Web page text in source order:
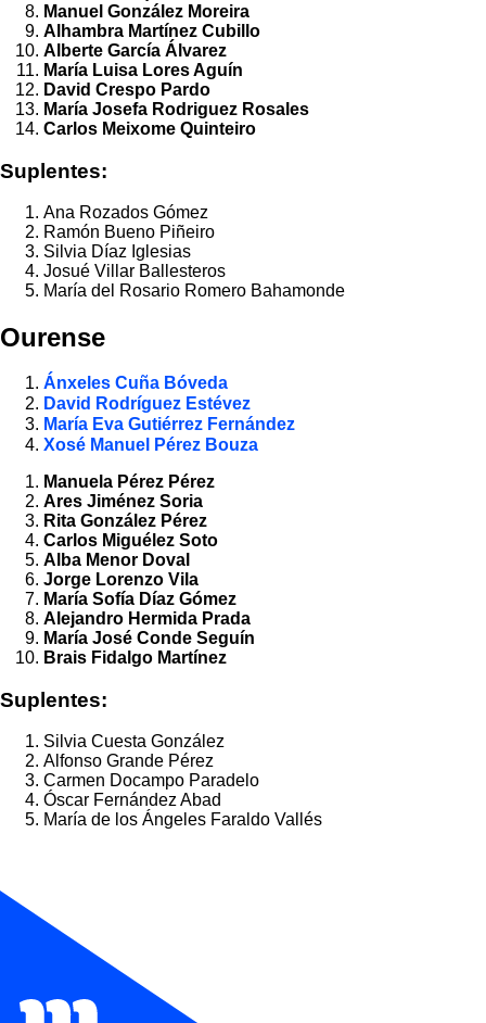
Manuel González Moreira
Alhambra Martínez Cubillo
Alberte García Álvarez
María Luisa Lores Aguín
David Crespo Pardo
María Josefa Rodriguez Rosales
Carlos Meixome Quinteiro
Suplentes:
Ana Rozados Gómez
Ramón Bueno Piñeiro
Silvia Díaz Iglesias
Josué Villar Ballesteros
María del Rosario Romero Bahamonde
Ourense
Ánxeles Cuña Bóveda
David Rodríguez Estévez
María Eva Gutiérrez Fernández
Xosé Manuel Pérez Bouza
Manuela Pérez Pérez
Ares Jiménez Soria
Rita González Pérez
Carlos Miguélez Soto
Alba Menor Doval
Jorge Lorenzo Vila
María Sofía Díaz Gómez
Alejandro Hermida Prada
María José Conde Seguín
Brais Fidalgo Martínez
Suplentes:
Silvia Cuesta González
Alfonso Grande Pérez
Carmen Docampo Paradelo
Óscar Fernández Abad
María de los Ángeles Faraldo Vallés